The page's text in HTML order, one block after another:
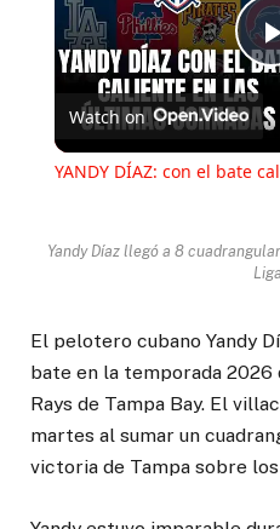
Watch on
YANDY DÍAZ: con el bate
Yandy Díaz llegó a 8
El pelotero cubano Yandy
bate en la temporada 2026
Rays de Tampa Bay. El
martes al sumar un
victoria de Tampa sobre